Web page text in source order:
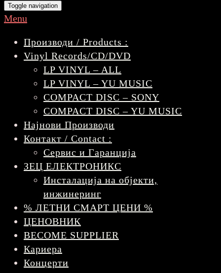
Toggle navigation
Menu
Производи / Products :
Vinyl Records/CD/DVD
LP VINYL – ALL
LP VINYL – YU MUSIC
COMPACT DISC – SONY
COMPACT DISC – YU MUSIC
Најнови Производи
Контакт / Contact :
Сервис и Гаранција
ЗЕЦ ЕЛЕКТРОНИКС
Инсталација на објекти,
инжинеринг
% ЛЕТНИ СМАРТ ЦЕНИ %
ЦЕНОВНИК
BECOME SUPPLIER
Кариера
Концерти